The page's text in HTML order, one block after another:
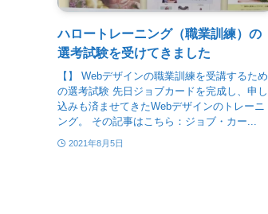
ハロートレーニング（職業訓練）の
選考試験を受けてきました
【】 Webデザインの職業訓練を受講するため
の選考試験 先日ジョブカードを完成し、申し
込みも済ませてきたWebデザインのトレーニ
ング。 その記事はこちら：ジョブ・カー...
2021年8月5日